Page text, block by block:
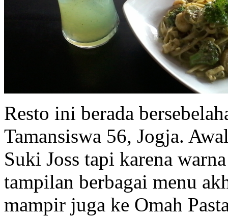
Resto ini berada
Tamansiswa 56, Jogja.
Suki Joss tapi karena
tampilan berbagai menu
mampir juga ke Omah